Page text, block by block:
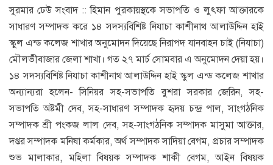
সুরমার ঢেউ সংবাদ :: হিমান পুরকায়স্থকে সভাপতি ও লুৎফা আক্তারকে
সাধারণ সম্পাদক করে ১৪ সদস্যবিশিষ্ট নিযাচা কাশীনাথ আলাউদ্দিন হাই
স্কুল এন্ড কলেজ শাখার অনুমোদন দিয়েছে নিরাপদ যানবাহন চাই (নিযাচা)
মৌলভীবাজার জেলা শাখা। গত ২৭ মার্চ সোমবার এ অনুমোদন দেয়া হয়।
১৪ সদস্যবিশিষ্ট নিযাচা কাশীনাথ আলাউদ্দিন হাই স্কুল এন্ড কলেজ শাখার
অন্যান্যরা হলেন- সিনিয়র সহ-সভাপতি বুশরা সরকার জেরিন, সহ-
সভাপতি অষ্টমী দেব, সহ-সাধারণ সম্পাদক হৃদয় চন্দ্র পাল, সাংগঠনিক
সম্পাদক শ্রী পংকজ লাল দেব, সহ-সাংগঠনিক সম্পাদক মাসুমা আক্তার,
দপ্তর সম্পাদক মনিষা কর্মকার, অর্থ সম্পাদক সাদিয়া বেগম, প্রচার সম্পাদক
শুভ মালাকার, মহিলা বিষয়ক সম্পাদক শাকী বেগম, আইন বিষয়ক